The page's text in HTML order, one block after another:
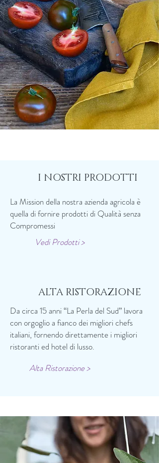
I NOSTRI PRODOTTI
La Mission della nostra azienda agricola è
quella di fornire prodotti di Qualità senza
Compromessi
Vedi Prodotti >
ALTA RISTORAZIONE
Da circa 15 anni “La Perla del Sud” lavora
con orgoglio a fianco dei migliori chefs
italiani, fornendo direttamente i migliori
ristoranti ed hotel di lusso.
Alta Ristorazione >